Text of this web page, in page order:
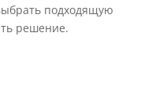
подходящую
решение.